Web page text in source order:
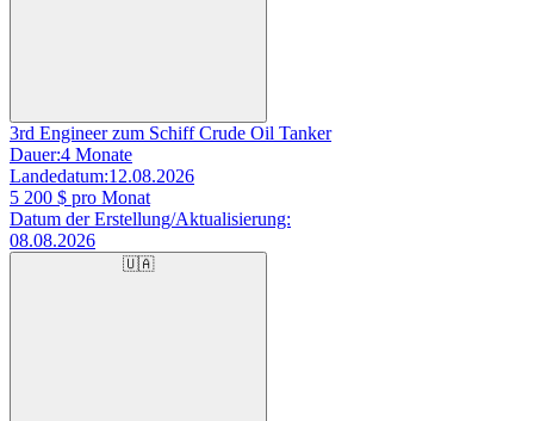
3rd Engineer zum Schiff Crude Oil Tanker
Dauer:4 Monate
Landedatum:12.08.2026
5 200 $ pro Monat
Datum der Erstellung/Aktualisierung:
08.08.2026
🇺🇦